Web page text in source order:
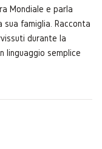
Mondiale e parla
sua famiglia. Racconta
durante la
linguaggio semplice